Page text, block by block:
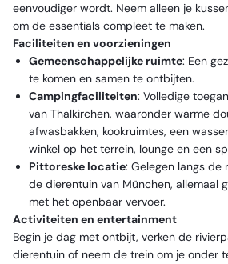
eenvoudiger wordt. Neem alleen je
om de essentials compleet te maken.
Faciliteiten en voorzieningen
Gemeenschappelijke ruimte: Een
te komen en samen te ontbijten.
Campingfaciliteiten: Volledige
van Thalkirchen, waaronder warme
afwasbakken, kookruimtes, een
winkel op het terrein, lounge en een
Pittoreske locatie: Gelegen langs de
de dierentuin van München, allemaal
met het openbaar vervoer.
Activiteiten en entertainment
Begin je dag met ontbijt, verken de
dierentuin of neem de trein om je onder